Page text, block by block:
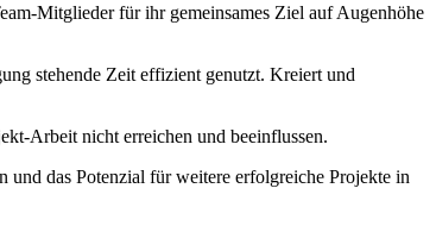
Mitglieder für ihr gemeinsames Ziel auf Augenhöhe
stehende Zeit effizient genutzt. Kreiert und
Arbeit nicht erreichen und beeinflussen.
das Potenzial für weitere erfolgreiche Projekte in